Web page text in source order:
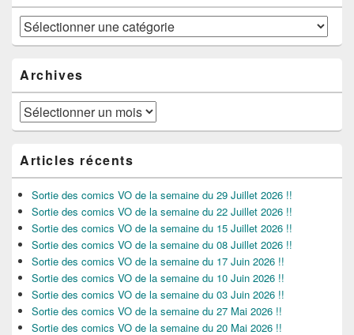
Catégories
Archives
Archives
Articles récents
Sortie des comics VO de la semaine du 29 Juillet 2026 !!
Sortie des comics VO de la semaine du 22 Juillet 2026 !!
Sortie des comics VO de la semaine du 15 Juillet 2026 !!
Sortie des comics VO de la semaine du 08 Juillet 2026 !!
Sortie des comics VO de la semaine du 17 Juin 2026 !!
Sortie des comics VO de la semaine du 10 Juin 2026 !!
Sortie des comics VO de la semaine du 03 Juin 2026 !!
Sortie des comics VO de la semaine du 27 Mai 2026 !!
Sortie des comics VO de la semaine du 20 Mai 2026 !!